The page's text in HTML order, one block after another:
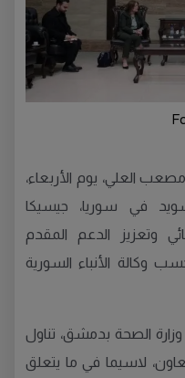
العلي، يوم الأربعاء،
في سوريا، جيسيكا
وتعزيز الدعم المقدم
وكالة الأنباء السورية
الصحة بدمشق، تناول
لاسيما في ما يتعلق